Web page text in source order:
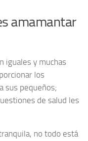
amamantar
iguales y muchas
los
a sus pequeños;
de salud les
no todo está